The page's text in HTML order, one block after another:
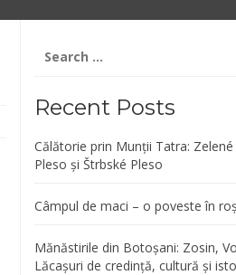
for:
Recent Posts
Călătorie prin Munții Tatra:
Pleso și Štrbské Pleso
Câmpul de maci – o poveste în
Mănăstirile din Botoșani: Zosin,
Lăcașuri de credință, cultură și